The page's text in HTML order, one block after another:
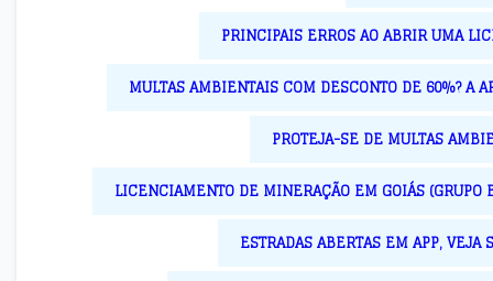
PRINCIPAIS ERROS AO ABRIR UMA
MULTAS AMBIENTAIS COM DESCONTO DE 60%? A
PROTEJA-SE DE MULTAS
LICENCIAMENTO DE MINERAÇÃO EM GOIÁS
ESTRADAS ABERTAS EM APP,